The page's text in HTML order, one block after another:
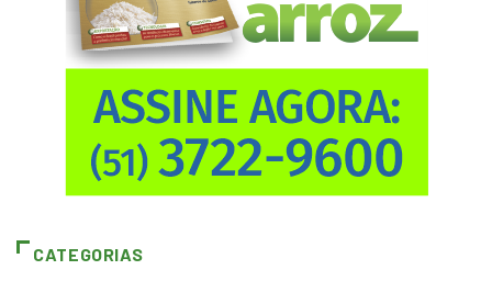
CATEGORIAS